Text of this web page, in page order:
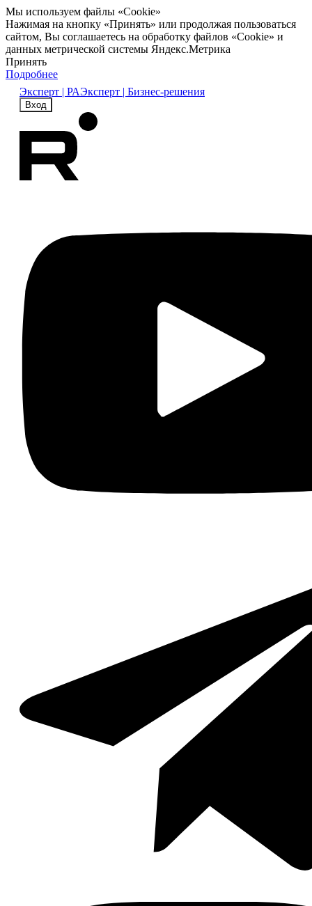
Мы используем файлы «Cookie»
Нажимая на кнопку «Принять» или продолжая пользоваться
сайтом, Вы соглашаетесь на обработку файлов «Cookie» и
данных метрической системы Яндекс.Метрика
Принять
Подробнее
Эксперт | РАЭксперт | Бизнес-решения
Вход